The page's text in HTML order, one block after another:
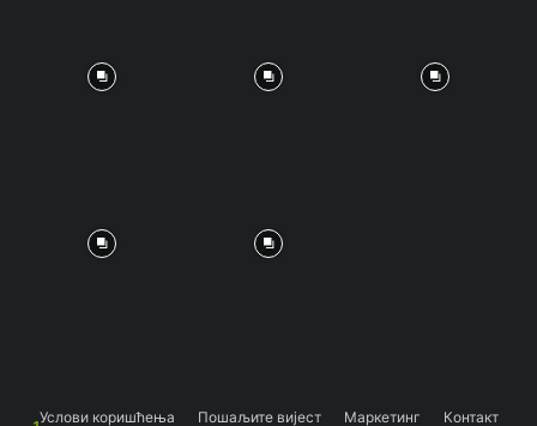
Услови коришћења Пошаљите вијест Маркетинг Контакт